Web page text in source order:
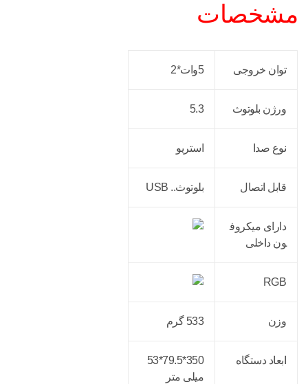
مشخصات
توان خروجی 5وات*2
ورژن بلوتوث 5.3
نوع صدا استریو
قابل اتصال بلوتوث.. USB
دارای میکروف
ون داخلی
RGB
وزن 533 گرم
ابعاد دستگاه
350*79.5*53
میلی متر